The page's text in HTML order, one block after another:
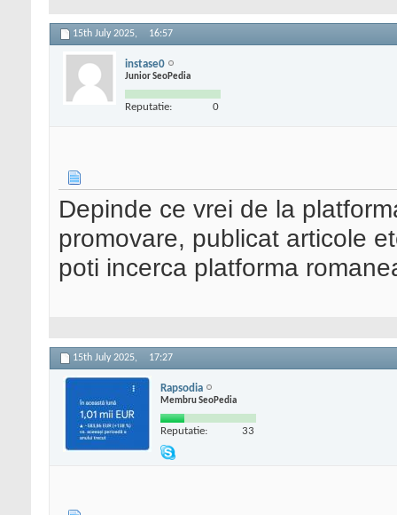
15th July 2025, 16:57
instase0
Junior SeoPedia
Reputatie: 0
Depinde ce vrei de la
promovare, publicat articole
poti incerca platforma
15th July 2025, 17:27
Rapsodia
Membru SeoPedia
Reputatie: 33